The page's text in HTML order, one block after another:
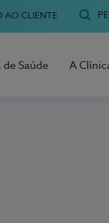
AO CLIENTE
de Saúde A